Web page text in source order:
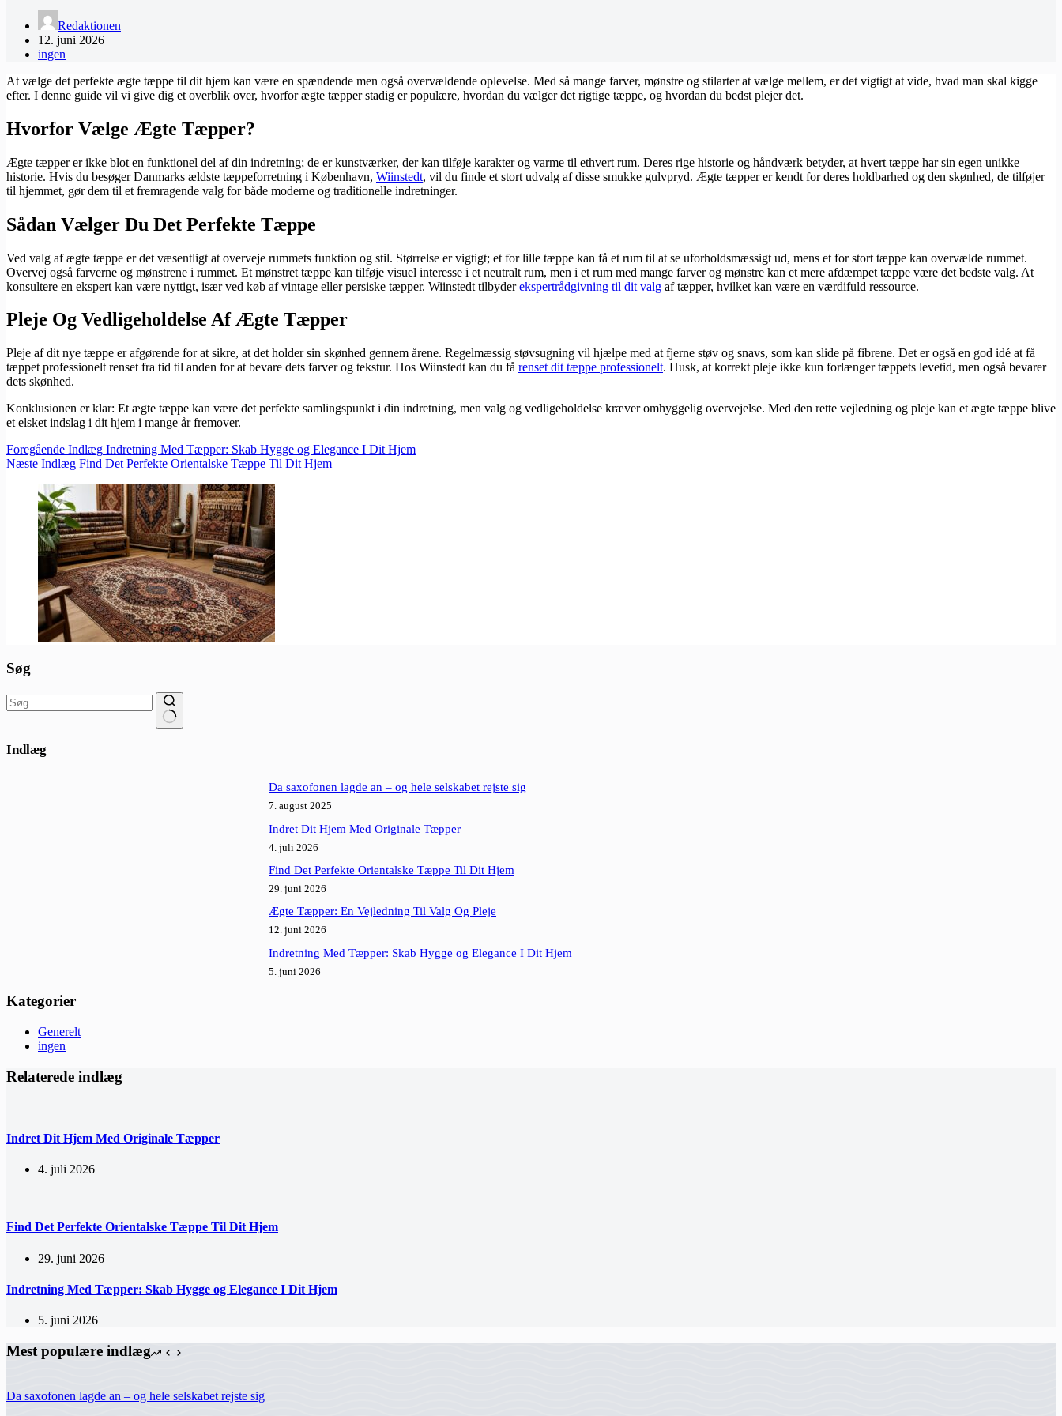
Redaktionen
12. juni 2026
ingen
At vælge det perfekte ægte tæppe til dit hjem kan være en spændende men også overvældende oplevelse. Med så mange farver, mønstre og stilarter at vælge mellem, er det vigtigt at vide, hvad man skal kigge
efter. I denne guide vil vi give dig et overblik over, hvorfor ægte tæpper stadig er populære, hvordan du vælger det rigtige tæppe, og hvordan du bedst plejer det.
Hvorfor Vælge Ægte Tæpper?
Ægte tæpper er ikke blot en funktionel del af din indretning; de er kunstværker, der kan tilføje karakter og varme til ethvert rum. Deres rige historie og håndværk betyder, at hvert tæppe har sin egen unikke
historie. Hvis du besøger Danmarks ældste tæppeforretning i København, Wiinstedt, vil du finde et stort udvalg af disse smukke gulvpryd. Ægte tæpper er kendt for deres holdbarhed og den skønhed, de tilføjer
til hjemmet, gør dem til et fremragende valg for både moderne og traditionelle indretninger.
Sådan Vælger Du Det Perfekte Tæppe
Ved valg af ægte tæppe er det væsentligt at overveje rummets funktion og stil. Størrelse er vigtigt; et for lille tæppe kan få et rum til at se uforholdsmæssigt ud, mens et for stort tæppe kan overvælde rummet.
Overvej også farverne og mønstrene i rummet. Et mønstret tæppe kan tilføje visuel interesse i et neutralt rum, men i et rum med mange farver og mønstre kan et mere afdæmpet tæppe være det bedste valg. At
konsultere en ekspert kan være nyttigt, især ved køb af vintage eller persiske tæpper. Wiinstedt tilbyderekspertrådgivning til dit valg af tæpper, hvilket kan være en værdifuld ressource.
Pleje Og Vedligeholdelse Af Ægte Tæpper
Pleje af dit nye tæppe er afgørende for at sikre, at det holder sin skønhed gennem årene. Regelmæssig støvsugning vil hjælpe med at fjerne støv og snavs, som kan slide på fibrene. Det er også en god idé at få
tæppet professionelt renset fra tid til anden for at bevare dets farver og tekstur. Hos Wiinstedt kan du få renset dit tæppe professionelt. Husk, at korrekt pleje ikke kun forlænger tæppets levetid, men også bevarer
dets skønhed.
Konklusionen er klar: Et ægte tæppe kan være det perfekte samlingspunkt i din indretning, men valg og vedligeholdelse kræver omhyggelig overvejelse. Med den rette vejledning og pleje kan et ægte tæppe blive
et elsket indslag i dit hjem i mange år fremover.
Foregående Indlæg Indretning Med Tæpper: Skab Hygge og Elegance I Dit Hjem
Næste Indlæg Find Det Perfekte Orientalske Tæppe Til Dit Hjem
Søg
resultater
Indlæg
Da saxofonen lagde an – og hele selskabet rejste sig
7. august 2025
Indret Dit Hjem Med Originale Tæpper
4. juli 2026
Find Det Perfekte Orientalske Tæppe Til Dit Hjem
29. juni 2026
Ægte Tæpper: En Vejledning Til Valg Og Pleje
12. juni 2026
Indretning Med Tæpper: Skab Hygge og Elegance I Dit Hjem
5. juni 2026
Kategorier
Generelt
ingen
Relaterede indlæg
Indret Dit Hjem Med Originale Tæpper
4. juli 2026
Find Det Perfekte Orientalske Tæppe Til Dit Hjem
29. juni 2026
Indretning Med Tæpper: Skab Hygge og Elegance I Dit Hjem
5. juni 2026
Mest populære indlæg
Da saxofonen lagde an – og hele selskabet rejste sig